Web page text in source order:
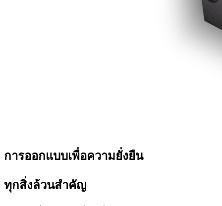
การออกแบบเพื่อความยั่งยืน
ทุกสิ่งล้วนสำคัญ